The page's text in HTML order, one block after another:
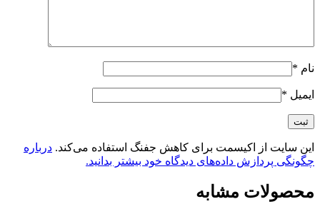
نام *
ایمیل *
این سایت از اکیسمت برای کاهش جفنگ استفاده می‌کند. درباره
چگونگی پردازش داده‌های دیدگاه خود بیشتر بدانید.
محصولات مشابه